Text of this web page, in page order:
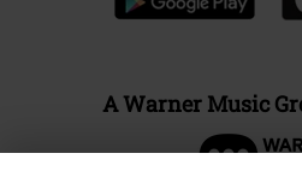
A Warner Music